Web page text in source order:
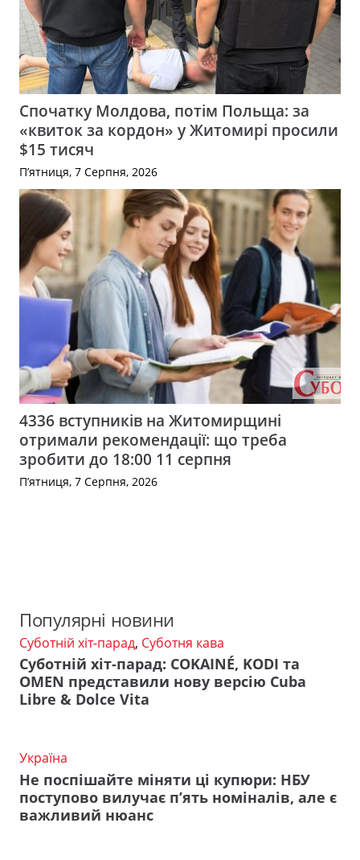
Спочатку Молдова, потім Польща: за
«квиток за кордон» у Житомирі просили
$15 тисяч
П’ятниця, 7 Серпня, 2026
4336 вступників на Житомирщині
отримали рекомендації: що треба
зробити до 18:00 11 серпня
П’ятниця, 7 Серпня, 2026
Популярні новини
Суботній хіт-парад, Суботня кава
Суботній хіт-парад: COKAINÉ, KODI та
OMEN представили нову версію Cuba
Libre & Dolce Vita
Україна
Не поспішайте міняти ці купюри: НБУ
поступово вилучає п’ять номіналів, але є
важливий нюанс